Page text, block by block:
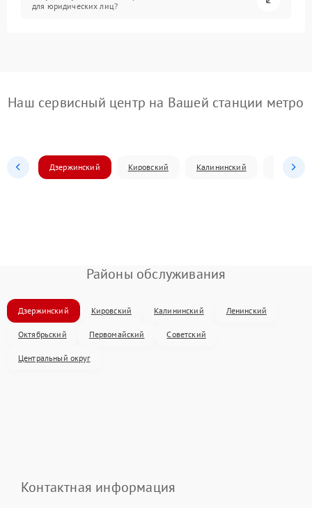
для юридических лиц?
Наш сервисный центр на Вашей станции метро
Дзержинский Кировский Калининский
Районы обслуживания
Дзержинский Кировский Калининский Ленинский
Октябрьский Первомайский Советский
Центральный округ
Контактная информация